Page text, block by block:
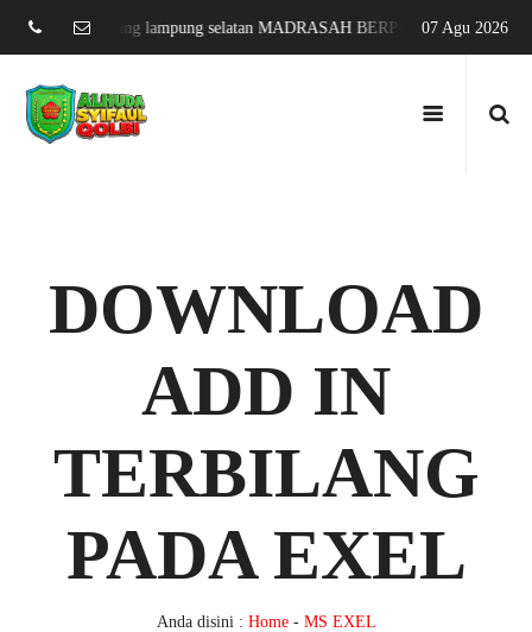
sari jati agung lampung selatan MADRASAH BERPRESTASI DAN
07 Agu 2026
DOWNLOAD
ADD IN
TERBILANG
PADA EXEL
Anda disini : Home- MS EXEL